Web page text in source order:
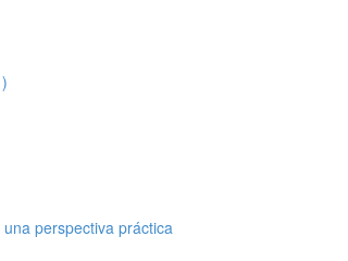
perspectiva práctica